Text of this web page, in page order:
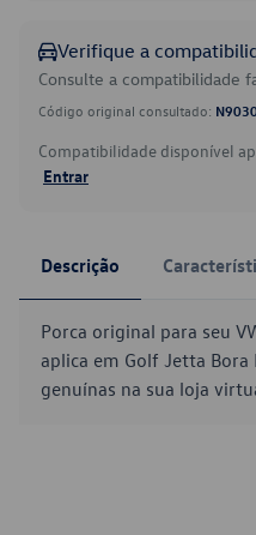
Verifique a
Consulte a compatibilidade
Código original consultado:
Compatibilidade disponível
Entrar
Descrição
Porca original para seu
aplica em Golf Jetta Bora
genuínas na sua loja